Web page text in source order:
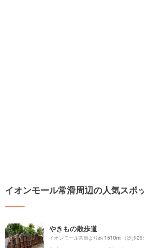
イオンモール常滑周辺の人気スポ
やきもの散歩道
イオンモール常滑より約1510m （徒歩26